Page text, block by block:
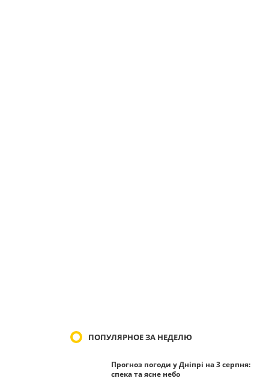
ПОПУЛЯРНОЕ ЗА НЕДЕЛЮ
Прогноз погоди у Дніпрі на 3 серпня:
спека та ясне небо